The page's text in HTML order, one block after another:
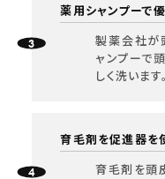
薬用シャンプーで
製薬会社が
ャンプーで
しく洗います。
育毛剤を促進器を
育毛剤を頭